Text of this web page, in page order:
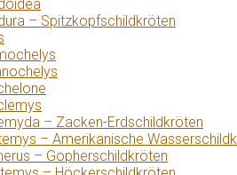
– Spitzkopfschildkröten
– Zacken-Erdschildkröten
– Amerikanische
– Gopherschildkröten